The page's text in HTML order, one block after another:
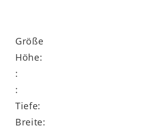
ein umfangreiches
das den Tisch mit und ohne
Größe
Höhe:
:
:
Tiefe:
Breite: